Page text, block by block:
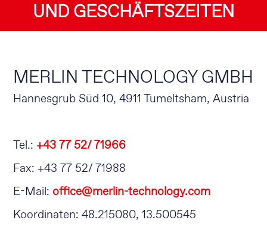
UND GESCHÄFTSZEITEN
MERLIN TECHNOLOGY GMBH
Hannesgrub Süd 10, 4911 Tumeltsham, Austria
Tel.:+43 77 52/ 71966
Fax: +43 77 52/ 71988
E-Mail: office@merlin-technology.com
Koordinaten: 48.215080, 13.500545